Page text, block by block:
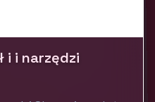
i i narzędzi